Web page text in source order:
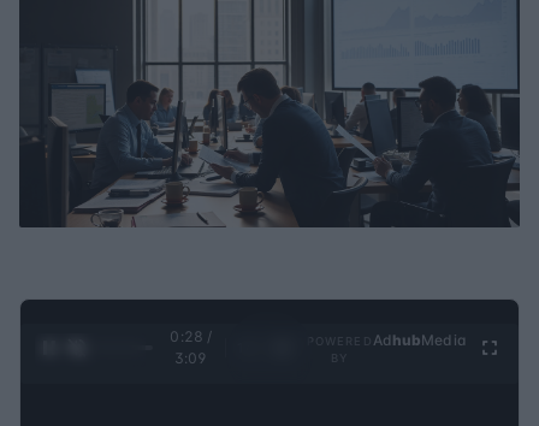
0:28 /
3:09
Ad hubMedia